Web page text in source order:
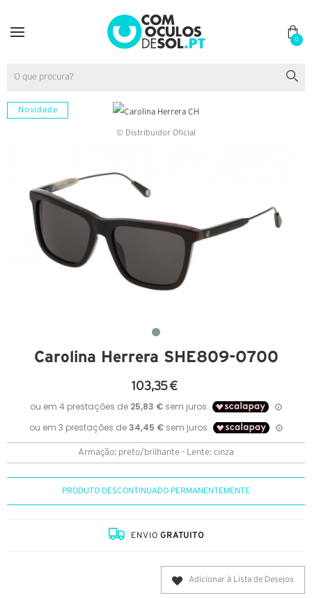
0
© Distribuidor Oficial
Novidade
Carolina Herrera SHE809-O700
103,35 €
Armação: preto/brilhante - Lente: cinza
PRODUTO DESCONTINUADO PERMANENTEMENTE
ENVIOGRATUITO
Adicionar à Lista de Desejos